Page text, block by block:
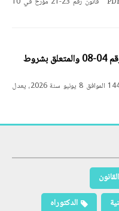
قانون رقم 26-12 يعدل ويتمم القانون رقم 04-08 والمتعلق بشروط
قانون رقم 26-12 مؤرخ في 22 ذي الحجة عام 1447 الموافق 8 يونيو سنة 2026، يعدل
الدكتوراه